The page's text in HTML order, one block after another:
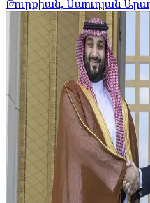
Թուրքիան, Սաուդյան